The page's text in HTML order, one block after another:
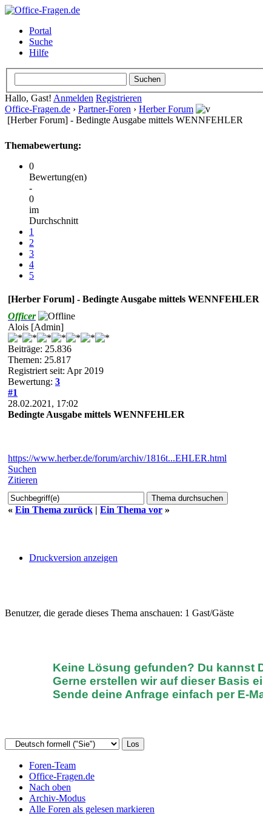
Portal
Suche
Hilfe
Hallo, Gast! Anmelden Registrieren
Office-Fragen.de › Partner-Foren › Herber Forum
[Herber Forum] - Bedingte Ausgabe mittels WENNFEHLER
Themabewertung:
0
Bewertung(en)
-
0
im
Durchschnitt
1
2
3
4
5
[Herber Forum] - Bedingte Ausgabe mittels WENNFEHLER
Officer
Alois [Admin]
Beiträge: 25.836
Themen: 25.817
Registriert seit: Apr 2019
Bewertung: 3
#1
28.02.2021, 17:02
Bedingte Ausgabe mittels WENNFEHLER
https://www.herber.de/forum/archiv/1816t...EHLER.html
Suchen
Zitieren
« Ein Thema zurück | Ein Thema vor »
Druckversion anzeigen
Benutzer, die gerade dieses Thema anschauen: 1 Gast/Gäste
Keine Lösung gefunden? Du kannst
Gerne erstellen wir auf dieser Basis
Sende deine Anfrage einfach per E-
Foren-Team
Office-Fragen.de
Nach oben
Archiv-Modus
Alle Foren als gelesen markieren